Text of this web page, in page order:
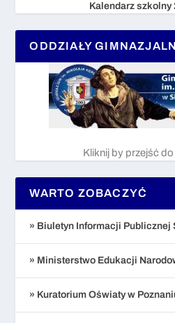
Kalendarz szkolny
ODDZIAŁY
Kliknij by przejść
WARTO ZOBACZYĆ
» Biuletyn Informacji Publicznej
» Ministerstwo Edukacji
» Kuratorium Oświaty w